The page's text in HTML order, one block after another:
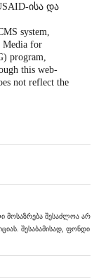
ისა და
system,
Media for
program,
this web-
not reflect the
მოსაზრება შესაძლოა არ
შესაბამისად, ფონდი